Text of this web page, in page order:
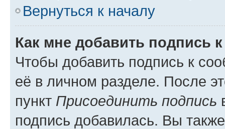
Вернуться к началу
Как мне добавить подпись
Чтобы добавить подпись к
её в личном разделе. После
пункт Присоединить подпись
подпись добавилась. Вы